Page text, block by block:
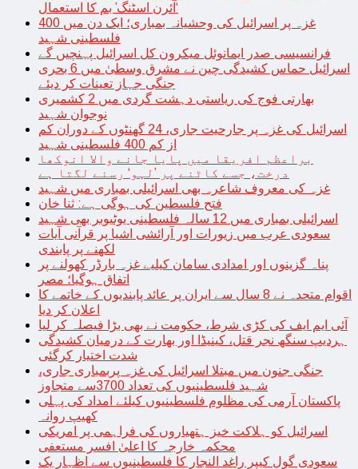
‘آئرن اسٹنگ’ بم کا استعمال
غزہ پر اسرائیل کی وحشیانہ بمباری؛ ایک دن میں 400
فلسطینی شہید
فرانسیسی صدر ایمانوئل میکرون کل اسرائیل پہنچیں گے
اسرائیل حماس کشیدگی چین نے مشرق وسطیٰ میں 6 بحری
جنگی جہاز تعینات کر دیئے
بھارتی فوج کی ریاستی دہشت گردی میں 2 کشمیری
نوجوان شہید
اسرائیل کی غزہ پر جارحیت جاری، 24 گھنٹوں کے دوران کم
از کم 400 فلسطینی شہید
براعظم افریقا میں پایا جانے والا انوکھا
درخت، جسے کاٹنے پر ’لہو‘ رسنے لگتا ہے
غزہ کی معروف شاعرہ بھی اسرائیلی بمباری میں شہید
فتح فلسطین کی ہوگی ہے: ثنا خان
اسرائیلی بمباری میں 12 سالہ فلسطینی یوٹیوبر بھی شہید
سعودی عرب میں زیورات اور آرائشی اشیا پر قرآنی آیات
لکھنے پر پابندی
پناہ گزینوں اور امدادی سامان کیلیے غزہ بارڈر کھولنے پر
اتفاق ہوگیا؛ مصر
اقوام متحدہ نے 8 سال سے ایران پر عائد پابندیوں کے خاتمے کا
اعلان کر دیا
آئی ایم ایف کی کڑی شرط، حکومت نے بھی بڑا فیصلہ کر لیا
ہردیپ سنگھ نجر قتل، کینیڈا اور بھارت کے درمیان کشیدگی
شدت اختیار کرگئی
جنگی جنون میں مبتلا اسرائیل کی غزہ پربمباری جاری،
شہید فلسطینیوں کی تعداد 3700سے متجاوز
پاکستان آرمی کی مظلوم فلسطینیوں کیلئے امداد کی پہلی
کھیپ روانہ
اسرائیل کو ہلاکت خیز ہتھیاروں کی فراہمی پر امریکی
محکمہ خارجہ کا اعلیٰ افسر مستعفی
سعودی گول کیپر راغد النجار کا فلسطینیوں سے اظہار یک